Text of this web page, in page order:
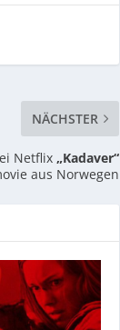
NÄCHSTER
Netflix „Kadaver“
aus Norwegen